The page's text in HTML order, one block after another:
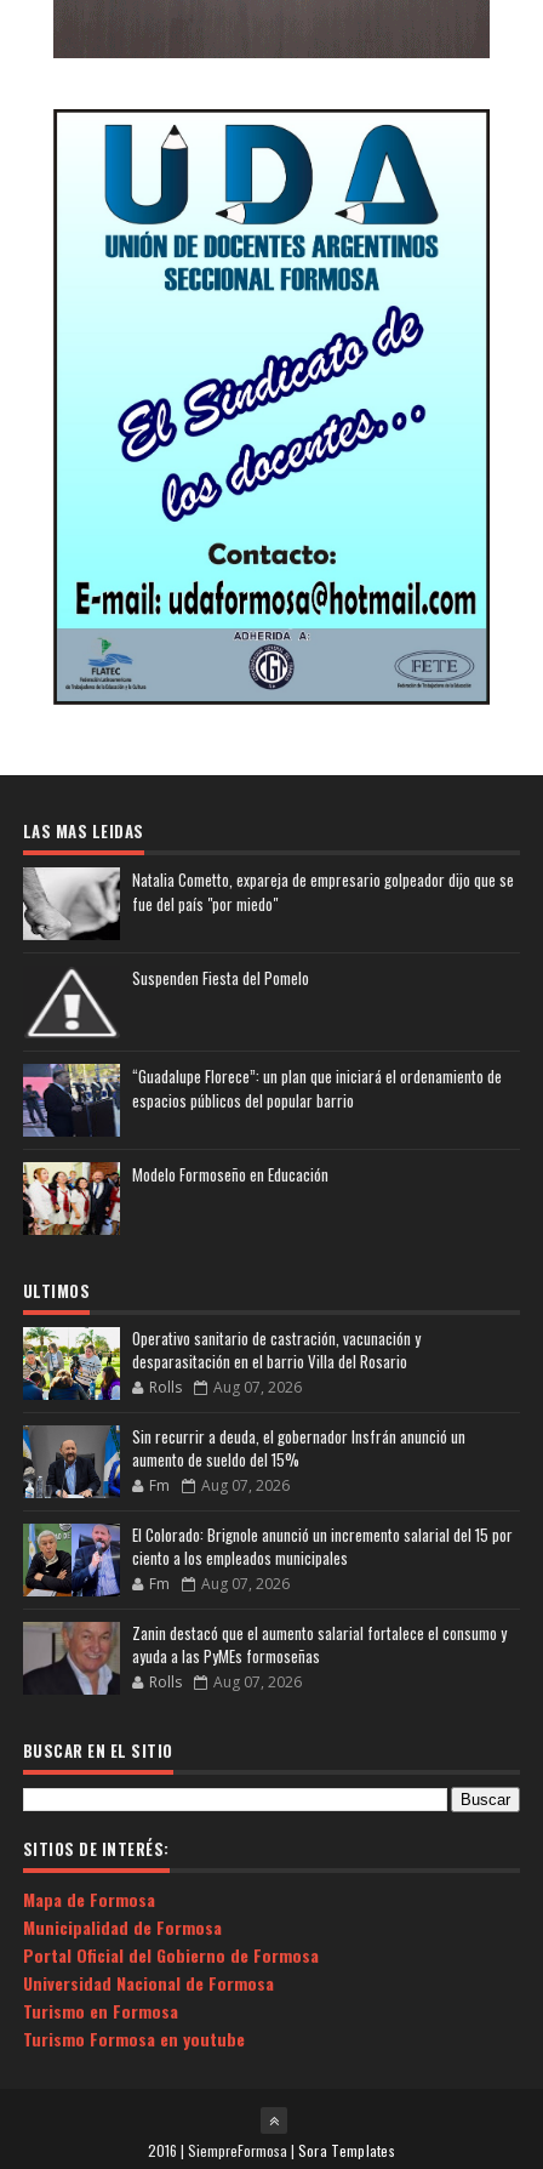
LAS MAS LEIDAS
Natalia Cometto, expareja de empresario golpeador dijo que se
fue del país "por miedo"
Suspenden Fiesta del Pomelo
“Guadalupe Florece”: un plan que iniciará el ordenamiento de
espacios públicos del popular barrio
Modelo Formoseño en Educación
ULTIMOS
Operativo sanitario de castración, vacunación y
desparasitación en el barrio Villa del Rosario
Rolls Aug 07, 2026
Sin recurrir a deuda, el gobernador Insfrán anunció un
aumento de sueldo del 15%
Fm Aug 07, 2026
El Colorado: Brignole anunció un incremento salarial del 15 por
ciento a los empleados municipales
Fm Aug 07, 2026
Zanin destacó que el aumento salarial fortalece el consumo y
ayuda a las PyMEs formoseñas
Rolls Aug 07, 2026
BUSCAR EN EL SITIO
SITIOS DE INTERÉS:
Mapa de Formosa
Municipalidad de Formosa
Portal Oficial del Gobierno de Formosa
Universidad Nacional de Formosa
Turismo en Formosa
Turismo Formosa en youtube
2016 | SiempreFormosa | Sora Templates